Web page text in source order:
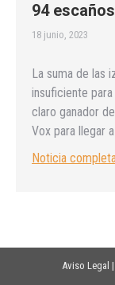
94 escaños
18 junio, 2023
La suma de las
insuficiente
claro ganador
Vox para llegar
Noticia
Aviso Legal |